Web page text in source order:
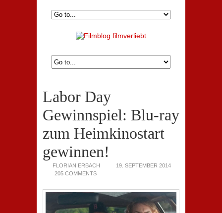
Labor Day
Gewinnspiel: Blu-ray
zum Heimkinostart
gewinnen!
FLORIAN ERBACH
19. SEPTEMBER 2014
205 COMMENTS